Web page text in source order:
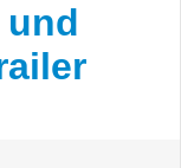
und